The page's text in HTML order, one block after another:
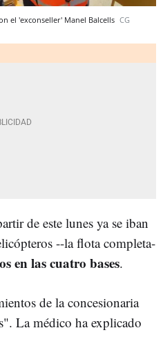
el 'exconseller' Manel Balcells CG
de este lunes ya se iban
--la flota completa-
en las cuatro bases.
de la concesionaria
La médico ha explicado